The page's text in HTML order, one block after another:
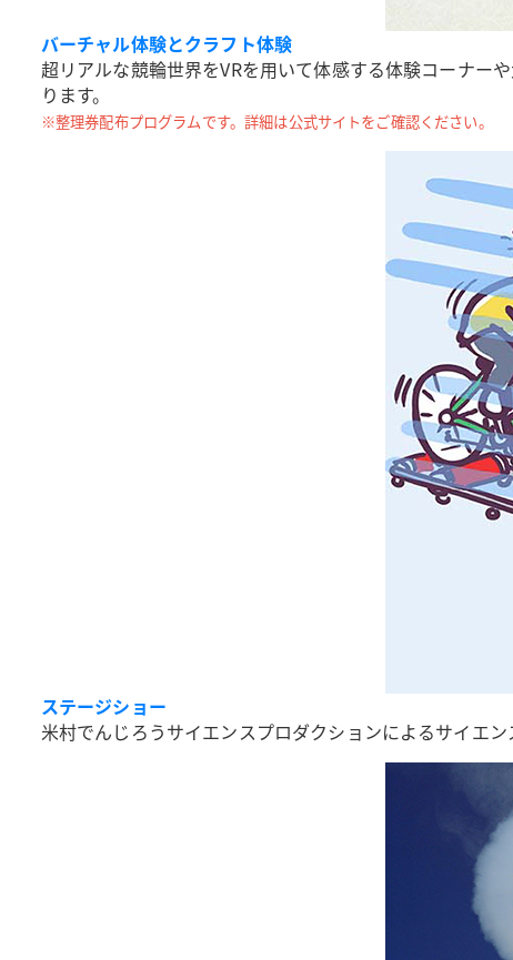
バーチャル体験とクラフト体験
超リアルな競輪世界をVRを用いて体感する体験コーナー
ります。
※整理券配布プログラムです。詳細は公式サイトをご確認ください。
ステージショー
米村でんじろうサイエンスプロダクションによるサイエ